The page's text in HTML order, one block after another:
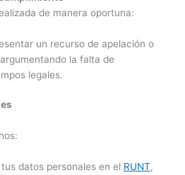
de manera oportuna:
un recurso de apelación o
la falta de
legales.
datos personales en el RUNT,